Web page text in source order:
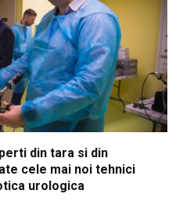
din tara si din
cele mai noi tehnici
urologica